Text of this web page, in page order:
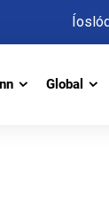
Global